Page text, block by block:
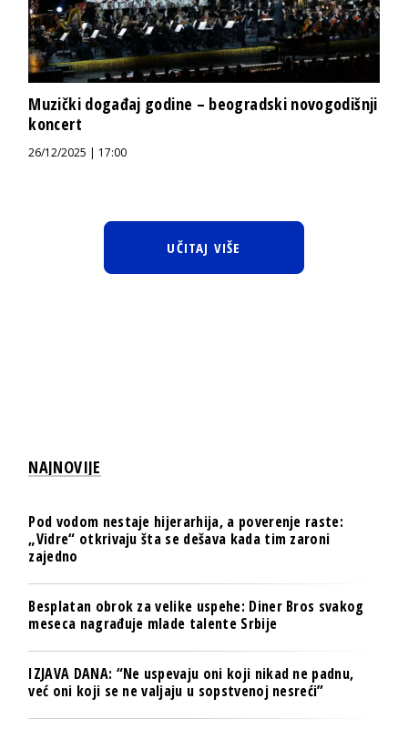
Muzički događaj godine – beogradski novogodišnji
koncert
26/12/2025 | 17:00
UČITAJ VIŠE
NAJNOVIJE
Pod vodom nestaje hijerarhija, a poverenje raste:
„Vidre“ otkrivaju šta se dešava kada tim zaroni
zajedno
Besplatan obrok za velike uspehe: Diner Bros svakog
meseca nagrađuje mlade talente Srbije
IZJAVA DANA: “Ne uspevaju oni koji nikad ne padnu,
već oni koji se ne valjaju u sopstvenoj nesreći”